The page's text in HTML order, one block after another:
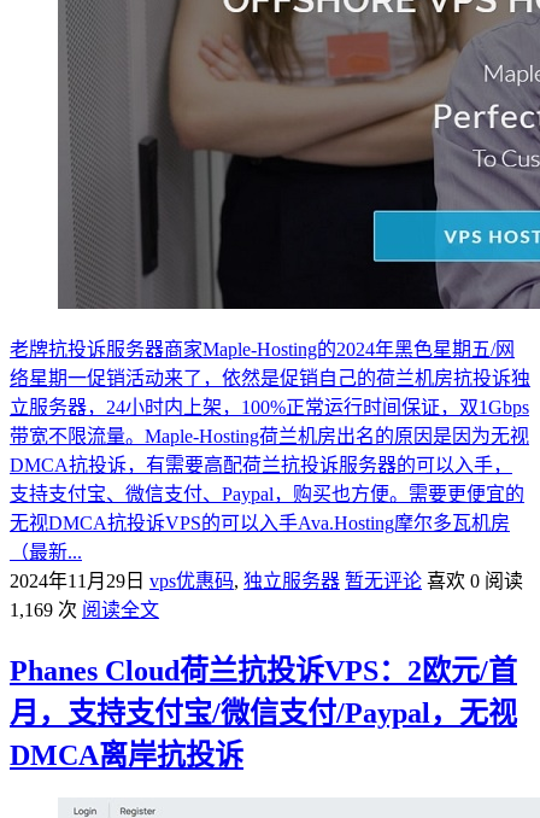
老牌抗投诉服务器商家Maple-Hosting的2024年黑色星期五/网
络星期一促销活动来了，依然是促销自己的荷兰机房抗投诉独
立服务器，24小时内上架，100%正常运行时间保证，双1Gbps
带宽不限流量。Maple-Hosting荷兰机房出名的原因是因为无视
DMCA抗投诉，有需要高配荷兰抗投诉服务器的可以入手，
支持支付宝、微信支付、Paypal，购买也方便。需要更便宜的
无视DMCA抗投诉VPS的可以入手Ava.Hosting摩尔多瓦机房
（最新...
2024年11月29日 vps优惠码, 独立服务器 暂无评论 喜欢 0 阅读
1,169 次 阅读全文
Phanes Cloud荷兰抗投诉VPS：2欧元/首
月，支持支付宝/微信支付/Paypal，无视
DMCA离岸抗投诉